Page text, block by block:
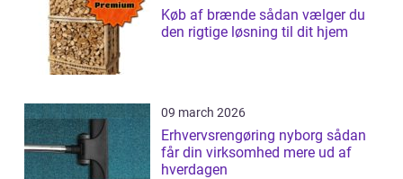
Køb af brænde sådan vælger du
den rigtige løsning til dit hjem
09 march 2026
Erhvervsrengøring nyborg sådan
får din virksomhed mere ud af
hverdagen